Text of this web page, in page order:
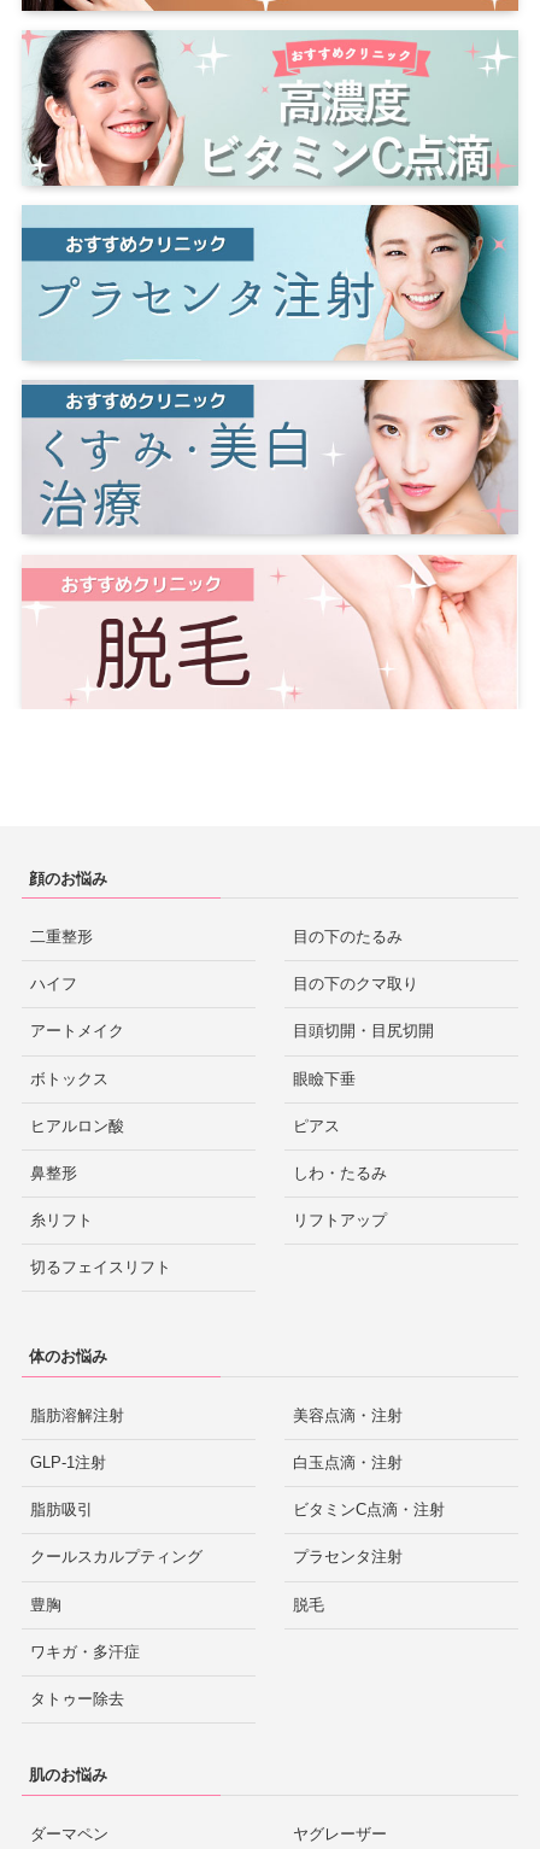
藤沢 相模原 横須賀
厚木
埼玉 さいたま市 大宮
川越 所沢 川口
千葉 千葉市 船橋
松戸
茨城
群馬
福井
松本
奈良 奈良市
滋賀 草津
三重 四日市
和歌山 和歌山市
大分 大分市
宮崎 宮崎市
熊本 熊本市
鹿児島 鹿児島市
顔のお悩み
二重整形
ハイフ
アートメイク
ボトックス
ヒアルロン酸
鼻整形
糸リフト
切るフェイスリフト
目の下のたるみ
目の下のクマ取り
目頭切開・目尻切開
眼瞼下垂
ピアス
しわ・たるみ
リフトアップ
体のお悩み
脂肪溶解注射
GLP-1注射
脂肪吸引
クールスカルプティング
豊胸
ワキガ・多汗症
タトゥー除去
美容点滴・注射
白玉点滴・注射
ビタミンC点滴・注射
プラセンタ注射
脱毛
肌のお悩み
ダーマペン ヤグレーザー